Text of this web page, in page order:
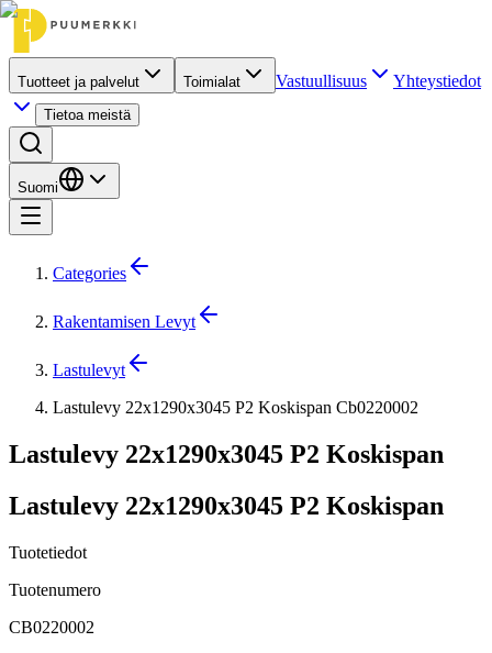
Tuotteet ja palvelut Toimialat Vastuullisuus Yhteystiedot
Tietoa meistä
Suomi
Categories
Rakentamisen Levyt
Lastulevyt
Lastulevy 22x1290x3045 P2 Koskispan Cb0220002
Lastulevy 22x1290x3045 P2 Koskispan
Lastulevy 22x1290x3045 P2 Koskispan
Tuotetiedot
Tuotenumero
CB0220002